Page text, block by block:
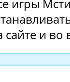
игры
сайте и